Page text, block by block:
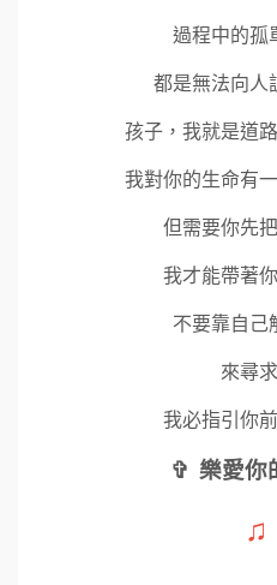
過程中的孤
都是無法向人
孩子，我就是道
我對你的生命有
但需要你先
我才能帶著
不要靠自己
來尋
我必指引你
✞ 樂愛你